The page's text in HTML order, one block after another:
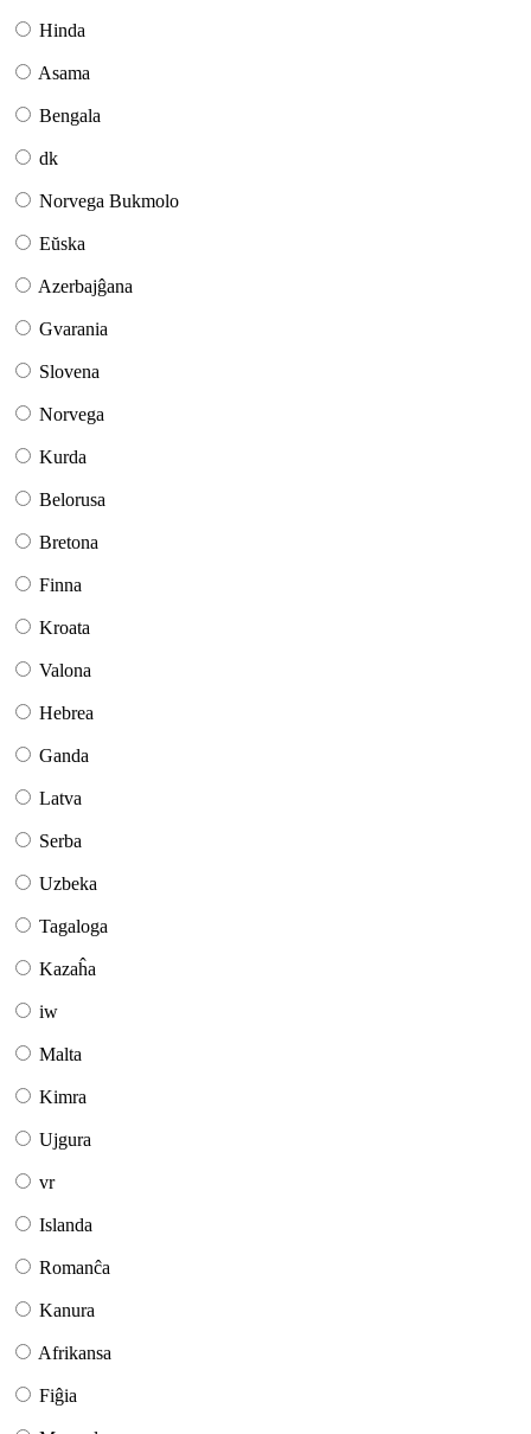
Hinda
Asama
Bengala
dk
Norvega Bukmolo
Eŭska
Azerbajĝana
Gvarania
Slovena
Norvega
Kurda
Belorusa
Bretona
Finna
Kroata
Valona
Hebrea
Ganda
Latva
Serba
Uzbeka
Tagaloga
Kazaĥa
iw
Malta
Kimra
Ujgura
vr
Islanda
Romanĉa
Kanura
Afrikansa
Fiĝia